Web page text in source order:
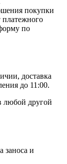
покупки
платежного
по
доставка
до 11:00.
любой другой
заноса и